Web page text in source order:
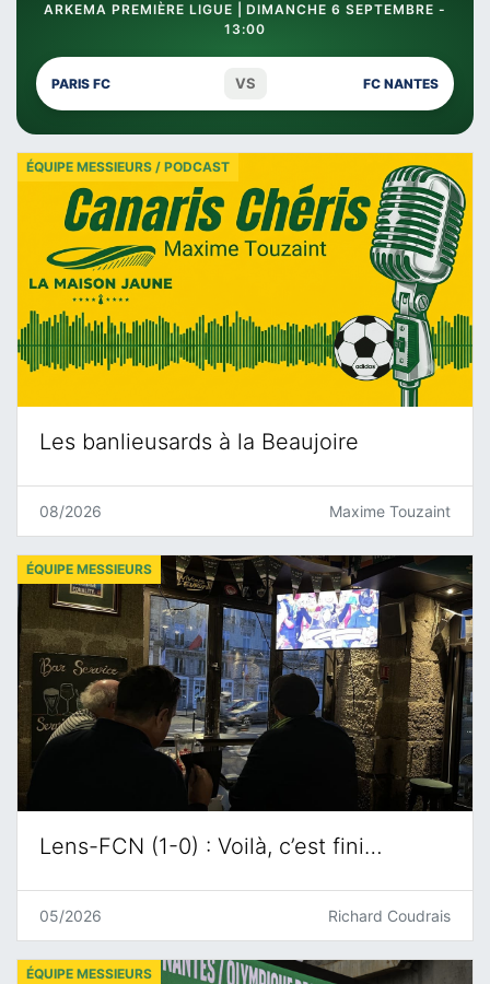
ARKEMA PREMIÈRE LIGUE | DIMANCHE 6 SEPTEMBRE -
13:00
PARIS FC VS FC NANTES
Les banlieusards à la Beaujoire
ÉQUIPE MESSIEURS / PODCAST
08/2026 Maxime Touzaint
Lens-FCN (1-0) : Voilà, c’est fini…
ÉQUIPE MESSIEURS
05/2026 Richard Coudrais
ÉQUIPE MESSIEURS